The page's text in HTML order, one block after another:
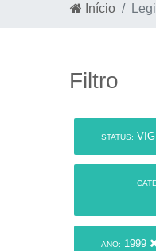
Início
Filtro
STATUS:
ANO: 1999